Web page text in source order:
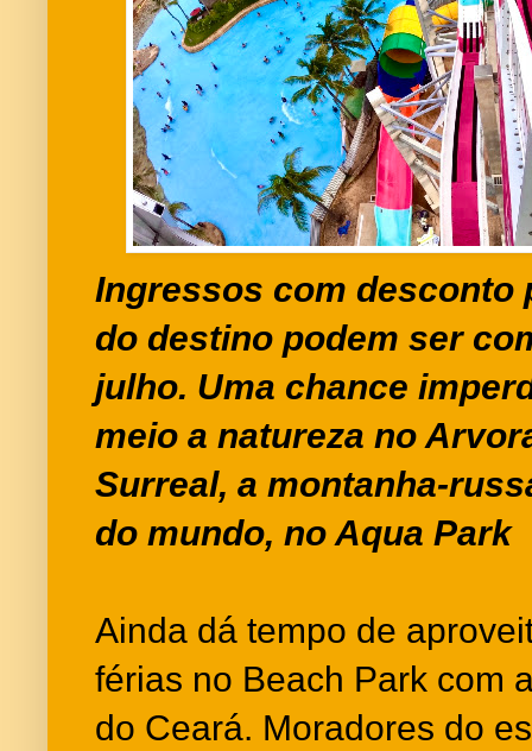
Ingressos com desconto
do destino podem ser
julho. Uma chance
meio a natureza no
Surreal, a montanha-
do mundo, no Aqua Park
Ainda dá tempo de
férias no Beach Park com
do Ceará. Moradores do